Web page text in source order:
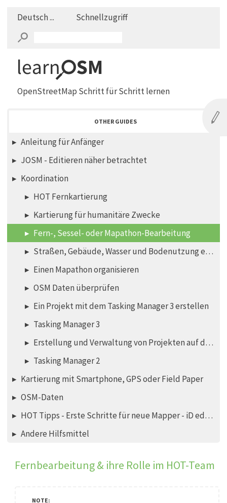
Deutsch ... Schnellzugriff
OpenStreetMap Schritt für Schritt lernen
OTHER GUIDES
Anleitung für Anfänger
JOSM - Editieren näher betrachtet
Koordination
HOT Fernkartierung
Kartierung für humanitäre Zwecke
Fern-, Sessel- oder Mapathon-Bearbeitung
Straßen, Gebäude, Wasser und Bodenutzung einzeichnen
Einen Mapathon organisieren
OSM Daten überprüfen
Ein Projekt mit dem Tasking Manager 3 erstellen
Tasking Manager 3
Erstellung und Verwaltung von Projekten auf dem Tasking Manager 2
Tasking Manager 2
Kartierung mit Smartphone, GPS oder Field Paper
OSM-Daten
HOT Tipps - Erste Schritte für neue Mapper - iD editor
Andere Hilfsmittel
Fernbearbeitung & ihre Rolle im HOT-Team